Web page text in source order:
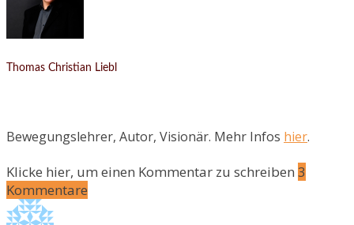
Thomas Christian Liebl
Bewegungslehrer, Autor, Visionär. Mehr Infos hier.
Klicke hier, um einen Kommentar zu schreiben 3
Kommentare